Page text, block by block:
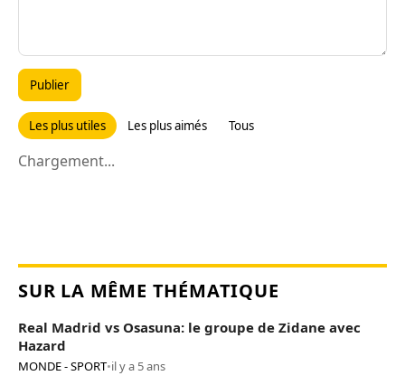
Publier
Les plus utiles Les plus aimés Tous
Chargement...
SUR LA MÊME THÉMATIQUE
Real Madrid vs Osasuna: le groupe de Zidane avec
Hazard
MONDE - SPORT•il y a 5 ans